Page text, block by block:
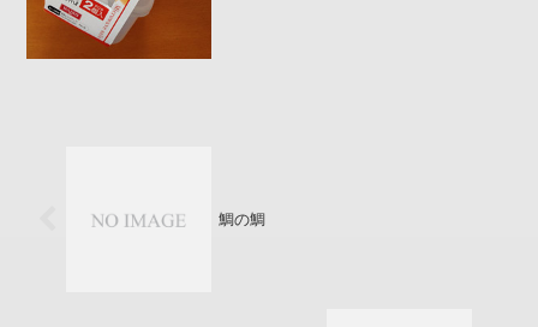
鯛の鯛